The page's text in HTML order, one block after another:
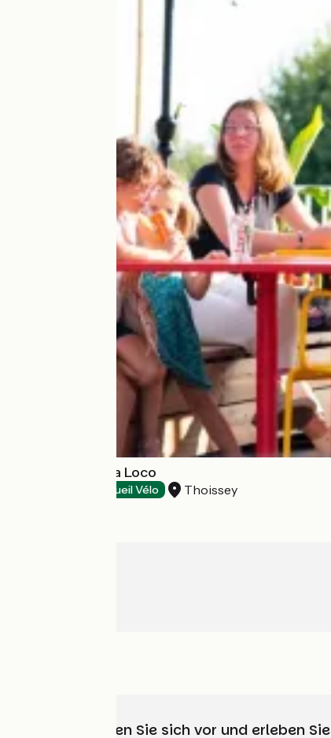
Restaurant Papa Loco
Accueil Vélo Thoissey
Wählen, bereiten Sie sich vor und erleben